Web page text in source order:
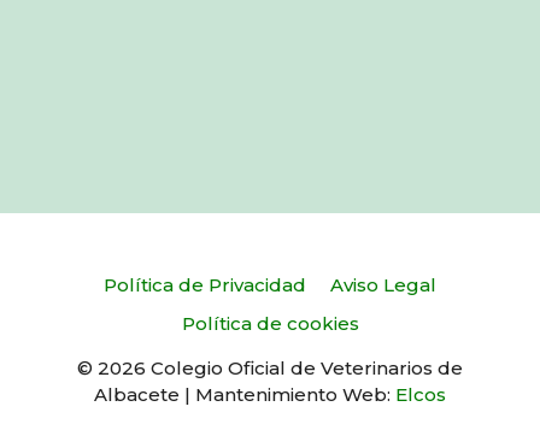
Política de Privacidad
Aviso Legal
Política de cookies
© 2026 Colegio Oficial de Veterinarios de
Albacete | Mantenimiento Web: Elcos